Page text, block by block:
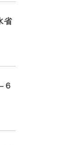
省
６